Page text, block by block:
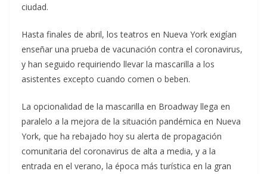
ciudad.
Hasta finales de abril, los teatros en Nueva York exigían
enseñar una prueba de vacunación contra el coronavirus,
y han seguido requiriendo llevar la mascarilla a los
asistentes excepto cuando comen o beben.
La opcionalidad de la mascarilla en Broadway llega en
paralelo a la mejora de la situación pandémica en Nueva
York, que ha rebajado hoy su alerta de propagación
comunitaria del coronavirus de alta a media, y a la
entrada en el verano, la época más turística en la gran